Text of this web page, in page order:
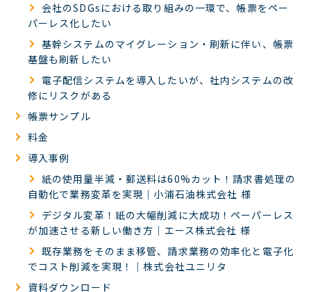
会社のSDGsにおける取り組みの一環で、帳票をペー
パーレス化したい
基幹システムのマイグレーション・刷新に伴い、帳票
基盤も刷新したい
電子配信システムを導入したいが、社内システムの改
修にリスクがある
帳票サンプル
料金
導入事例
紙の使用量半減・郵送料は60%カット！請求書処理の
自動化で業務変革を実現｜小浦石油株式会社 様
デジタル変革！紙の大幅削減に大成功！ペーパーレス
が加速させる新しい働き方｜エース株式会社 様
既存業務をそのまま移管、請求業務の効率化と電子化
でコスト削減を実現！｜株式会社ユニリタ
資料ダウンロード